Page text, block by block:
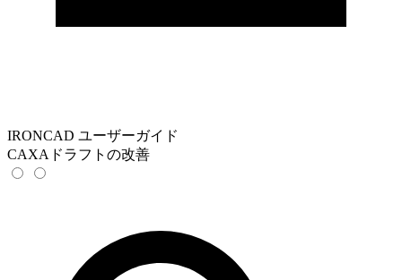
IRONCAD ユーザーガイド
CAXAドラフトの改善